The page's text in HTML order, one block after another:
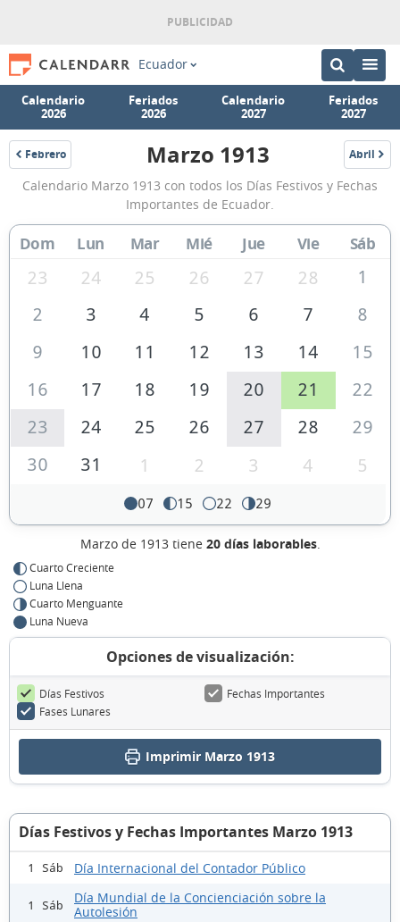
Ecuador
Calendario
2026
Feriados
2026
Calendario
2027
Feriados
2027
Febrero
1913
Calendario
Marzo
1913
de
Ecuador
Marzo 1913 Abril
1913
Calendario Marzo 1913 con todos los Días Festivos y Fechas
Importantes de Ecuador.
Dom Lun Mar Mié Jue Vie Sáb
23 24 25 26 27 28
1
2
3 4 5 6 7
8
9
10 11 12 13 14
15
16
17 18 19 20 21
22
23
24 25 26 27 28
29
30
31 1 2 3 4 5
07 15 22 29
Marzo de 1913 tiene 20 días laborables.
Cuarto Creciente
Luna Llena
Cuarto Menguante
Luna Nueva
Opciones de visualización:
Días Festivos
Fechas Importantes
Fases Lunares
Imprimir Marzo 1913
Días Festivos y Fechas Importantes Marzo 1913
1 Sáb Día Internacional del Contador Público
1 Sáb
Día Mundial de la Concienciación sobre la
Autolesión